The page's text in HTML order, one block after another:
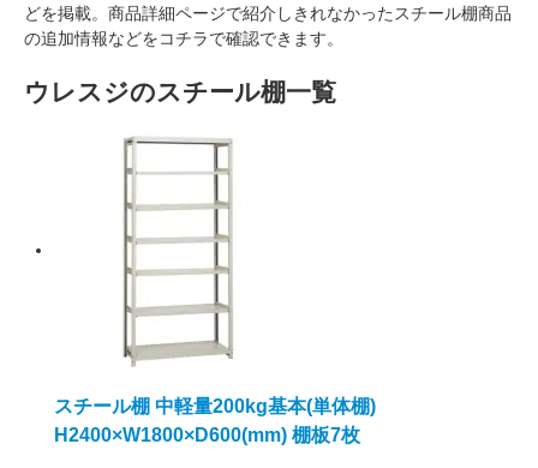
どを掲載。商品詳細ページで紹介しきれなかったスチール棚商品
の追加情報などをコチラで確認できます。
ウレスジのスチール棚一覧
スチール棚 中軽量200kg基本(単体棚)
H2400×W1800×D600(mm) 棚板7枚